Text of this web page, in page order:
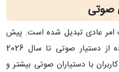
صوتی
عادی تبدیل شده است. پیش
بینی می شود که ترند استفاده از دستیار صوتی تا سال 2026
با دستیاران صوتی بیشتر و